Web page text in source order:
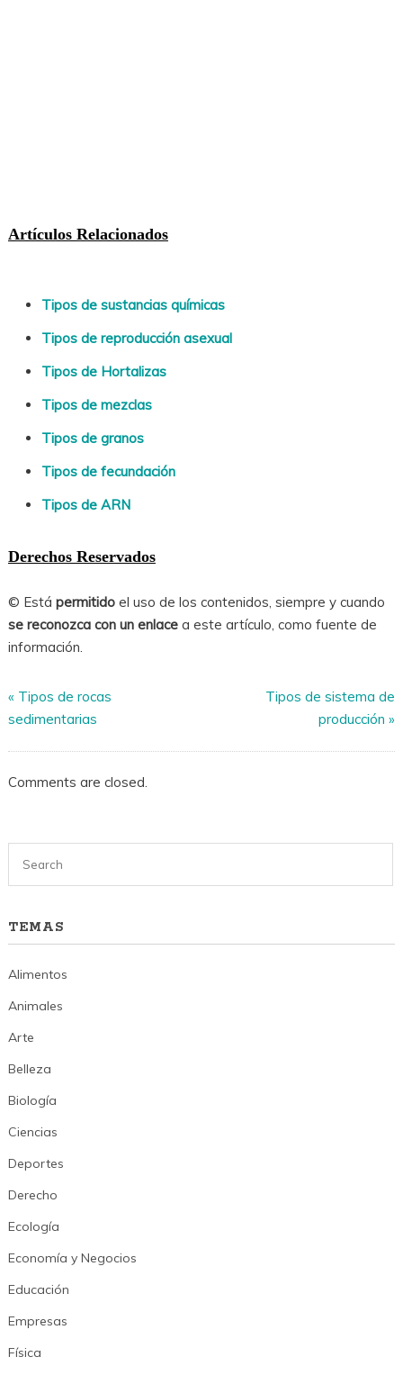
Artículos Relacionados
Tipos de sustancias químicas
Tipos de reproducción asexual
Tipos de Hortalizas
Tipos de mezclas
Tipos de granos
Tipos de fecundación
Tipos de ARN
Derechos Reservados
© Está permitidoel uso de los contenidos, siempre y cuando
se reconozca con un enlacea este artículo, como fuente de
información.
« Tipos de rocas
sedimentarias
Tipos de sistema de
producción »
Comments are closed.
TEMAS
Alimentos
Animales
Arte
Belleza
Biología
Ciencias
Deportes
Derecho
Ecología
Economía y Negocios
Educación
Empresas
Física